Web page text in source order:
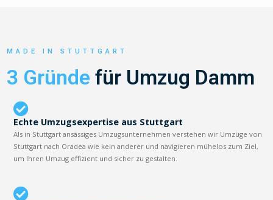
MADE IN STUTTGART
3 Gründe für Umzug Damm
Echte Umzugsexpertise aus Stuttgart
Als in Stuttgart ansässiges Umzugsunternehmen verstehen wir Umzüge von
Stuttgart nach Oradea wie kein anderer und navigieren mühelos zum Ziel,
um Ihren Umzug effizient und sicher zu gestalten.